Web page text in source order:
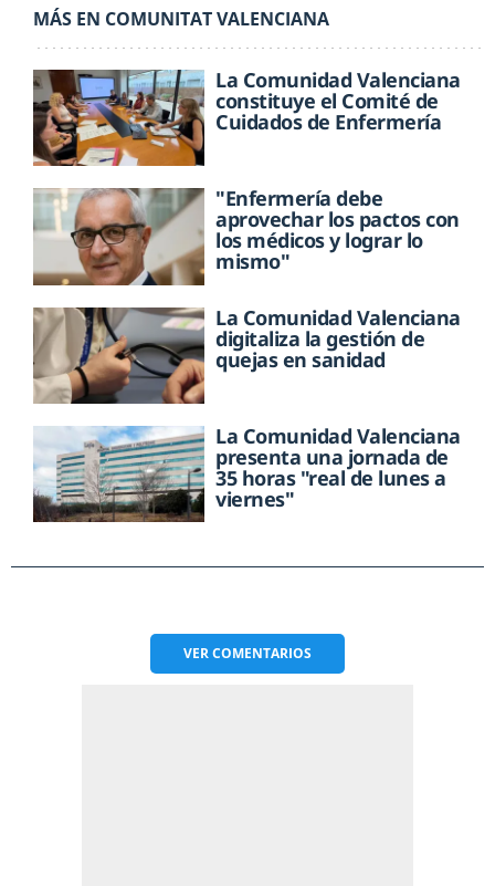
MÁS EN COMUNITAT VALENCIANA
La Comunidad Valenciana
constituye el Comité de
Cuidados de Enfermería
"Enfermería debe
aprovechar los pactos con
los médicos y lograr lo
mismo"
La Comunidad Valenciana
digitaliza la gestión de
quejas en sanidad
La Comunidad Valenciana
presenta una jornada de
35 horas "real de lunes a
viernes"
VERCOMENTARIOS